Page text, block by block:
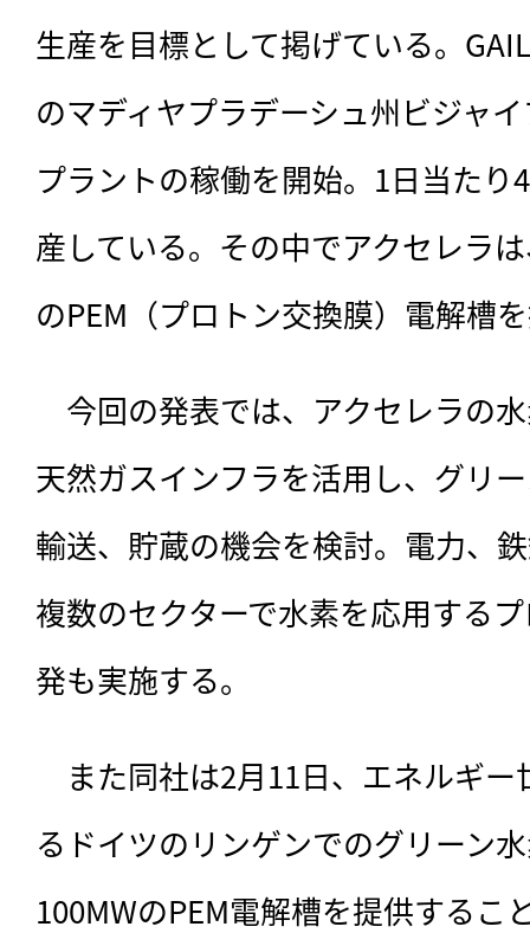
生産を目標として掲げている。
のマディヤプラデーシュ州ビジャ
プラントの稼働を開始。1日当た
産している。その中でアクセレラ
のPEM（プロトン交換膜）電解槽
今回の発表では、アクセレラの
天然ガスインフラを活用し、グリ
輸送、貯蔵の機会を検討。電力、
複数のセクターで水素を応用する
発も実施する。
また同社は2月11日、エネルギ
るドイツのリンゲンでのグリーン
100MWのPEM電解槽を提供するこ